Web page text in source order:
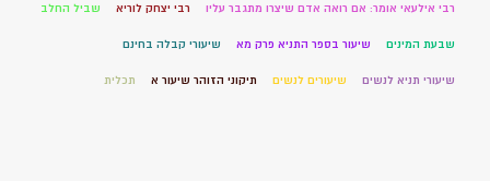
רבי אילעאי אומר: אם רואה אדם שיצרו מתגבר עליו רבי יצחק לוריא שביל החלב
שבעת המינים שיעור בספר התניא פרק מא שיעורי קבלה בחינם
שיעורי תניא לנשים שיעורים לנשים תיקוני הזוהר שיעור א תכלית